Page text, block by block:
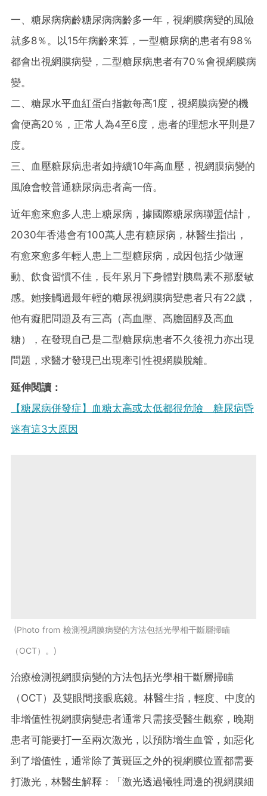
一、糖尿病病齡糖尿病病齡多一年，視網膜病變的風險
就多8％。以15年病齡來算，一型糖尿病的患者有98％
都會出視網膜病變，二型糖尿病患者有70％會視網膜病
變。
二、糖尿水平血紅蛋白指數每高1度，視網膜病變的機
會便高20％，正常人為4至6度，患者的理想水平則是7
度。
三、血壓糖尿病患者如持續10年高血壓，視網膜病變的
風險會較普通糖尿病患者高一倍。
近年愈來愈多人患上糖尿病，據國際糖尿病聯盟估計，
2030年香港會有100萬人患有糖尿病，林醫生指出，
有愈來愈多年輕人患上二型糖尿病，成因包括少做運
動、飲食習慣不佳，長年累月下身體對胰島素不那麼敏
感。她接觸過最年輕的糖尿視網膜病變患者只有22歲，
他有癡肥問題及有三高（高血壓、高膽固醇及高血
糖），在發現自己是二型糖尿病患者不久後視力亦出現
問題，求醫才發現已出現牽引性視網膜脫離。
延伸閱讀：
【糖尿病併發症】血糖太高或太低都很危險 糖尿病昏
迷有這3大原因
Photo from 檢測視網膜病變的方法包括光學相干斷層掃瞄
（OCT）。
治療檢測視網膜病變的方法包括光學相干斷層掃瞄
（OCT）及雙眼間接眼底鏡。林醫生指，輕度、中度的
非增值性視網膜病變患者通常只需接受醫生觀察，晚期
患者可能要打一至兩次激光，以預防增生血管，如惡化
到了增值性，通常除了黃斑區之外的視網膜位置都需要
打激光，林醫生解釋：「激光透過犧牲周邊的視網膜細